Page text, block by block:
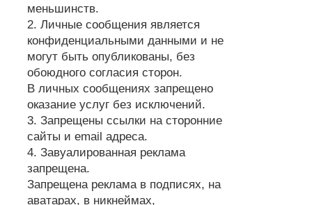
меньшинств.
2. Личные сообщения является
конфиденциальными данными и не
могут быть опубликованы, без
обоюдного согласия сторон.
В личных сообщениях запрещено
оказание услуг без исключений.
3. Запрещены ссылки на сторонние
сайты и email адреса.
4. Завуалированная реклама
запрещена.
Запрещена реклама в подписях, на
аватарах, в никнеймах,